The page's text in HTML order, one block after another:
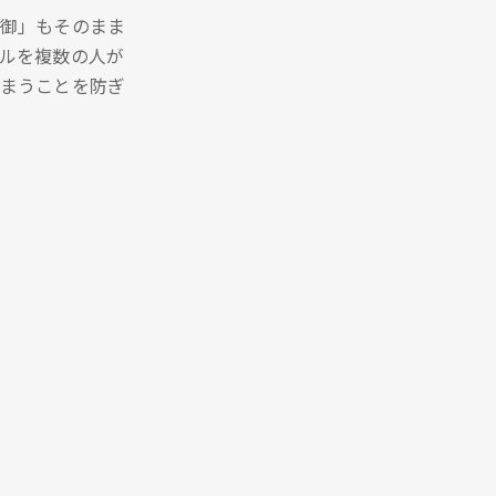
」もそのまま
を複数の人が
うことを防ぎ